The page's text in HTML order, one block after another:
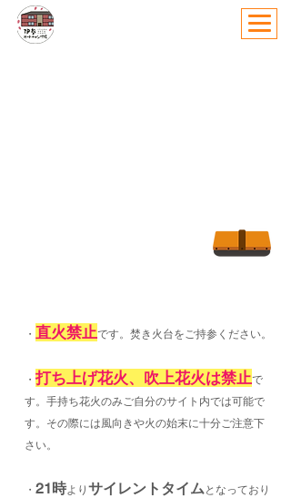
・ 直火禁止です。焚き火台をご持参ください。
・ 打ち上げ花火、吹上花火は禁止で
す。手持ち花火のみご自分のサイト内では可能で
す。その際には風向きや火の始末に十分ご注意下
さい。
・ 21時より サイレントタイムとなっており